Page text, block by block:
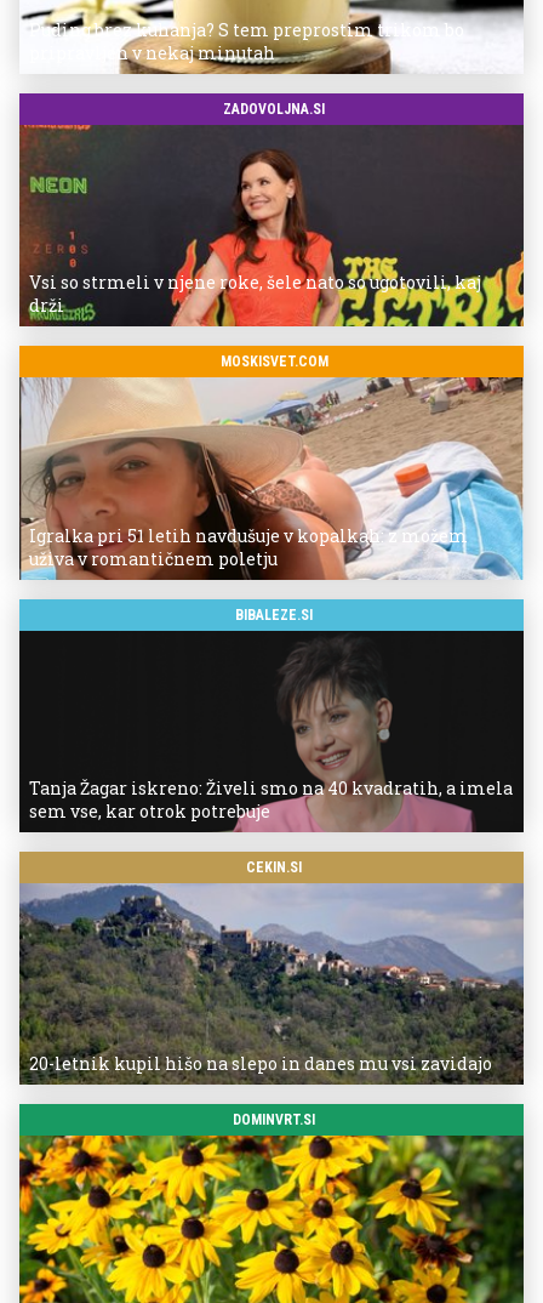
Puding brez kuhanja? S tem preprostim trikom bo
pripravljen v nekaj minutah
ZADOVOLJNA.SI
Vsi so strmeli v njene roke, šele nato so ugotovili, kaj
drži
MOSKISVET.COM
Igralka pri 51 letih navdušuje v kopalkah: z možem
uživa v romantičnem poletju
BIBALEZE.SI
Tanja Žagar iskreno: Živeli smo na 40 kvadratih, a imela
sem vse, kar otrok potrebuje
CEKIN.SI
20-letnik kupil hišo na slepo in danes mu vsi zavidajo
DOMINVRT.SI